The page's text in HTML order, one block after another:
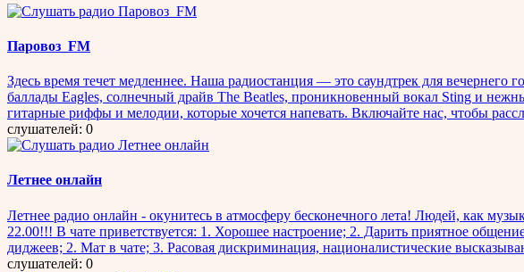
Паровоз_FM
Здесь время течет медленнее. Наша радиостанция — это саундтрек для
баллады Eagles, солнечный драйв The Beatles, проникновенный вокал Sting и
гитарные риффы и мелодии, которые хочется напевать. Включайте нас, чтобы
слушателей: 0
Летнее онлайн
Летнее радио онлайн - окунитесь в атмосферу бесконечного лета! Людей, как
22.00!!! В чате приветствуется: 1. Хорошее настроение; 2. Дарить приятное
диджеев; 2. Мат в чате; 3. Расовая дискриминация, националистические
слушателей: 0